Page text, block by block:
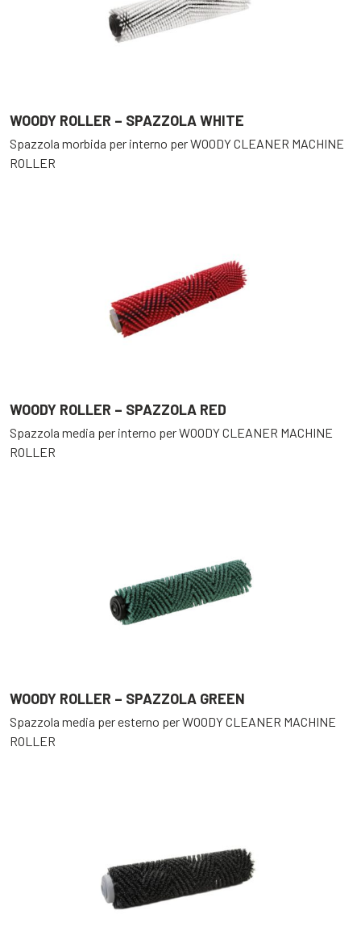
WOODY ROLLER – SPAZZOLA WHITE
Spazzola morbida per interno per WOODY CLEANER MACHINE
ROLLER
WOODY ROLLER – SPAZZOLA RED
Spazzola media per interno per WOODY CLEANER MACHINE
ROLLER
WOODY ROLLER – SPAZZOLA GREEN
Spazzola media per esterno per WOODY CLEANER MACHINE
ROLLER